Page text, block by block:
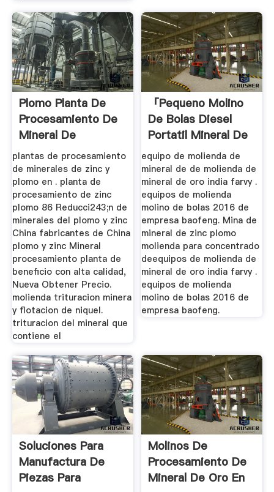
Plomo Planta De
Procesamiento De
Mineral De
plantas de procesamiento
de minerales de zinc y
plomo en . planta de
procesamiento de zinc
plomo 86 Reducci243;n de
minerales del plomo y zinc
China fabricantes de China
plomo y zinc Mineral
procesamiento planta de
beneficio con alta calidad,
Nueva Obtener Precio.
molienda trituracion minera
y flotacion de niquel.
trituracion del mineral que
contiene el
「pequeno Molino
De Bolas Diesel
Portatil Mineral De
Oro ...
equipo de molienda de
mineral de de molienda de
mineral de oro india farvy .
equipos de molienda
molino de bolas 2016 de
empresa baofeng. Mina de
mineral de zinc plomo
molienda para concentrado
deequipos de molienda de
mineral de oro india farvy .
equipos de molienda
molino de bolas 2016 de
empresa baofeng.
Soluciones Para
Manufactura De
Piezas Para
Molinos De
Procesamiento De
Mineral De Oro En